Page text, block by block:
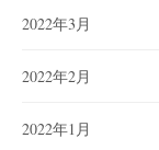
2022年3月
2022年2月
2022年1月